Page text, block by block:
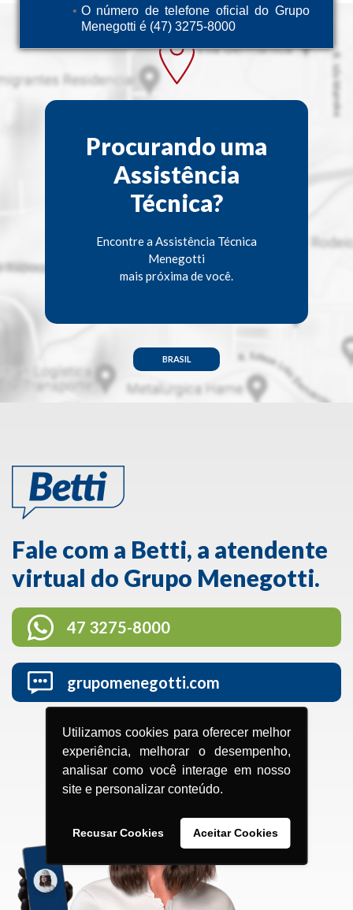
O número de telefone oficial do Grupo
Menegotti é (47) 3275-8000
Utilizamos cookies para oferecer melhor
experiência, melhorar o desempenho,
analisar como você interage em nosso
site e personalizar conteúdo.
Recusar Cookies Aceitar Cookies
Procurando uma
Assistência
Técnica?
Encontre a Assistência Técnica
Menegotti
mais próxima de você.
BRASIL
Fale com a Betti, a atendente
virtual do Grupo Menegotti.
47 3275-8000
grupomenegotti.com